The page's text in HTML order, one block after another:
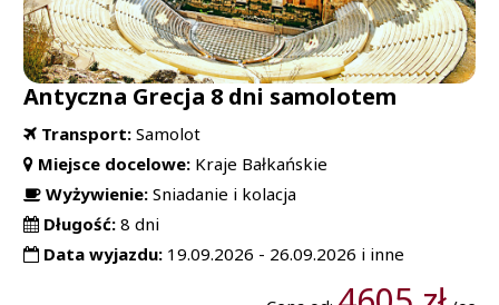
Antyczna Grecja 8 dni samolotem
Transport: Samolot
Miejsce docelowe: Kraje Bałkańskie
Wyżywienie: Sniadanie i kolacja
Długość:8 dni
Data wyjazdu: 19.09.2026 - 26.09.2026 i inne